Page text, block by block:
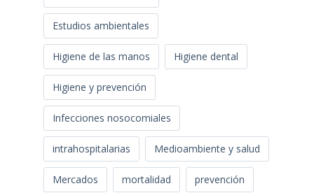
Estudios ambientales
Higiene de las manos Higiene dental
Higiene y prevención
Infecciones nosocomiales
intrahospitalarias Medioambiente y salud
Mercados mortalidad
prevención